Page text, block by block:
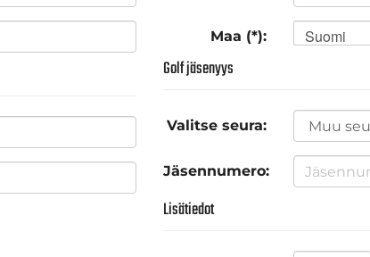
Maa (*): Suomi
Golf jäsenyys
Valitse seura:
Jäsennumero:
Lisätiedot